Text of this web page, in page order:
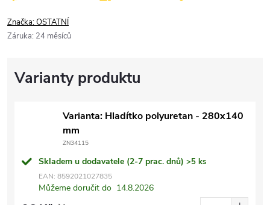
Značka:OSTATNÍ
Záruka: 24 měsíců
Varianta: Hladítko polyuretan - 280x140
mm
ZN34115
Skladem u dodavatele (2-7 prac. dnů) >5 ks
EAN: 8592021027835
Můžeme doručit do 14.8.2026